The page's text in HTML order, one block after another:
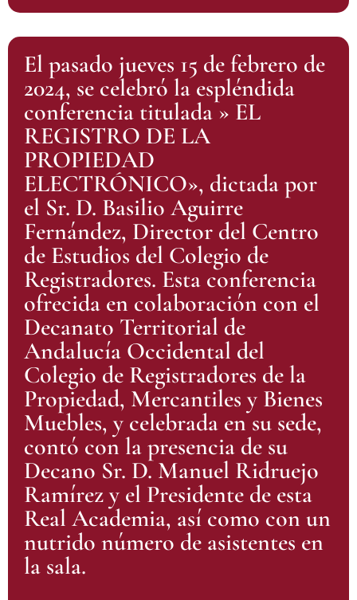
El pasado jueves 15 de febrero de
2024, se celebró la espléndida
conferencia titulada » EL
REGISTRO DE LA
PROPIEDAD
ELECTRÓNICO», dictada por
el Sr. D. Basilio Aguirre
Fernández, Director del Centro
de Estudios del Colegio de
Registradores. Esta conferencia
ofrecida en colaboración con el
Decanato Territorial de
Andalucía Occidental del
Colegio de Registradores de la
Propiedad, Mercantiles y Bienes
Muebles, y celebrada en su sede,
contó con la presencia de su
Decano Sr. D. Manuel Ridruejo
Ramírez y el Presidente de esta
Real Academia, así como con un
nutrido número de asistentes en
la sala.